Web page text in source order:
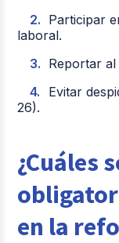
Participar
laboral.
Reportar
Evitar
26).
¿Cuáles
en la